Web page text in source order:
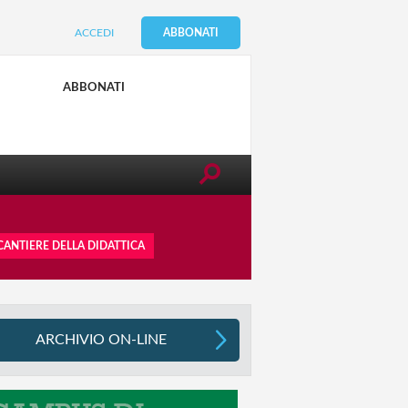
ACCEDI ABBONATI
ABBONATI
SUGGERIMENTI PER TE E I TUOI
DELLA DIDATTICA
ARCHIVIO ON-LINE